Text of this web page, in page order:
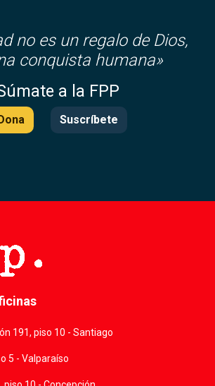
no es un regalo de Dios,
conquista humana»
a la FPP
Suscríbete
191, piso 10 - Santiago
5 - Valparaíso